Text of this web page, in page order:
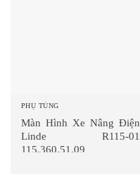
PHỤ TÙNG
Màn Hình Xe Nâng Điện
Linde R115-01
115.360.51.09